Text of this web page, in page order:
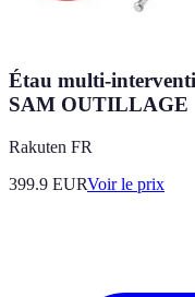
Étau multi-
SAM OUTILLAGE
Rakuten FR
399.9 EURVoir le prix